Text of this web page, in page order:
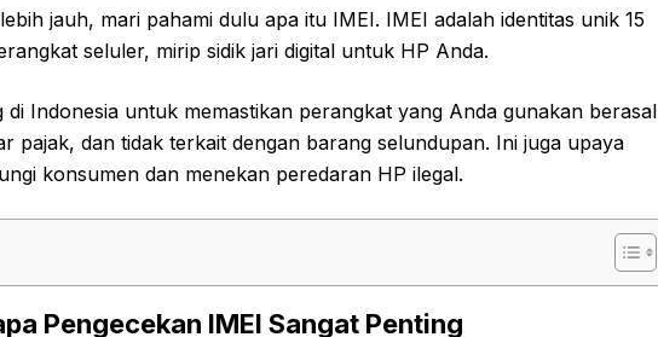
jauh, mari pahami dulu apa itu IMEI. IMEI adalah identitas unik 15
seluler, mirip sidik jari digital untuk HP Anda.
di Indonesia untuk memastikan perangkat yang Anda gunakan berasal
pajak, dan tidak terkait dengan barang selundupan. Ini juga upaya
konsumen dan menekan peredaran HP ilegal.
Pengecekan IMEI Sangat Penting